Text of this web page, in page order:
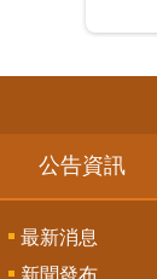
公告資訊
最新消息